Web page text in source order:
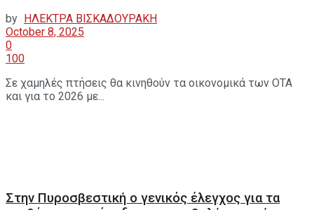
by
ΗΛΕΚΤΡΑ ΒΙΣΚΑΔΟΥΡΑΚΗ
October 8, 2025
0
100
Σε χαμηλές πτήσεις θα κινηθούν τα οικονομικά των ΟΤΑ
και για το 2026 με...
Στην Πυροσβεστική ο γενικός έλεγχος για τα